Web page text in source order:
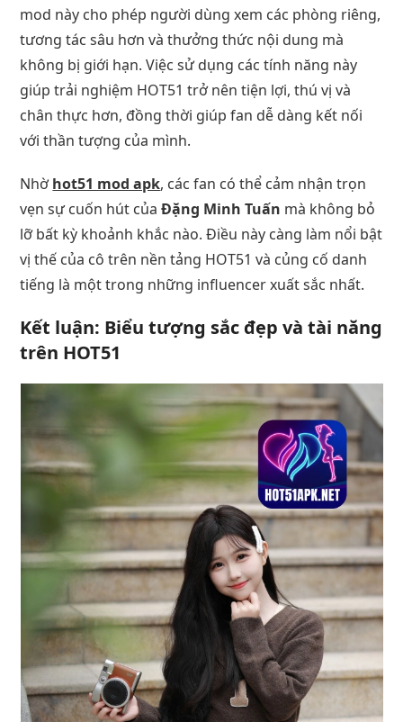
mod này cho phép người dùng xem các phòng riêng,
tương tác sâu hơn và thưởng thức nội dung mà
không bị giới hạn. Việc sử dụng các tính năng này
giúp trải nghiệm HOT51 trở nên tiện lợi, thú vị và
chân thực hơn, đồng thời giúp fan dễ dàng kết nối
với thần tượng của mình.
Nhờhot51 mod apk, các fan có thể cảm nhận trọn
vẹn sự cuốn hút củaĐặng Minh Tuấn mà không bỏ
lỡ bất kỳ khoảnh khắc nào. Điều này càng làm nổi bật
vị thế của cô trên nền tảng HOT51 và củng cố danh
tiếng là một trong những influencer xuất sắc nhất.
Kết luận: Biểu tượng sắc đẹp và tài năng
trên HOT51